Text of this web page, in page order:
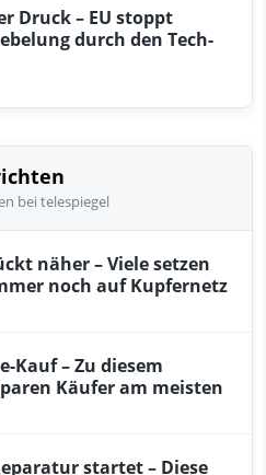
Druck – EU stoppt
durch den Tech-
bei telespiegel
näher – Viele setzen
noch auf Kupfernetz
Kauf – Zu diesem
Käufer am meisten
startet – Diese